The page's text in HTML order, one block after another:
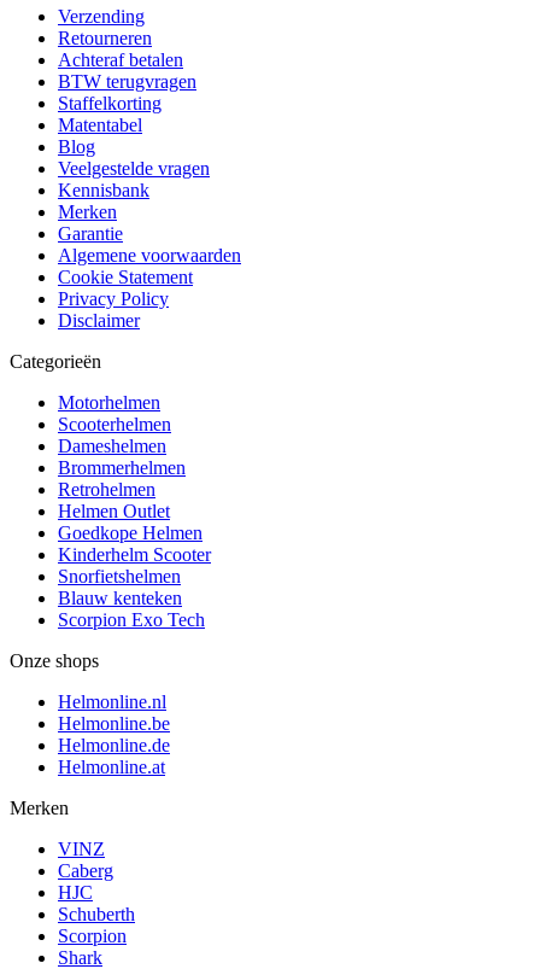
Verzending
Retourneren
Achteraf betalen
BTW terugvragen
Staffelkorting
Matentabel
Blog
Veelgestelde vragen
Kennisbank
Merken
Garantie
Algemene voorwaarden
Cookie Statement
Privacy Policy
Disclaimer
Categorieën
Motorhelmen
Scooterhelmen
Dameshelmen
Brommerhelmen
Retrohelmen
Helmen Outlet
Goedkope Helmen
Kinderhelm Scooter
Snorfietshelmen
Blauw kenteken
Scorpion Exo Tech
Onze shops
Helmonline.nl
Helmonline.be
Helmonline.de
Helmonline.at
Merken
VINZ
Caberg
HJC
Schuberth
Scorpion
Shark